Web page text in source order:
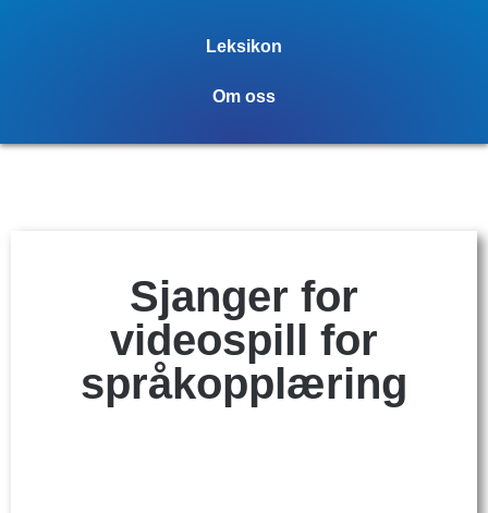
Leksikon
Om oss
Sjanger for
videospill for
språkopplæring